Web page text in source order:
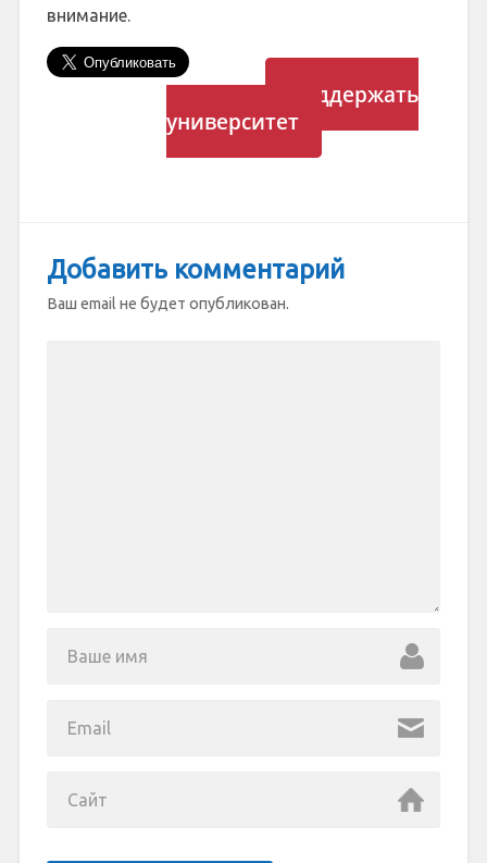
внимание.
Поддержать
университет
Добавить комментарий
Ваш email не будет опубликован.